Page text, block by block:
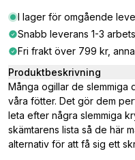
I lager för omgående
Snabb leverans 1-3
Fri frakt över 799 kr,
Produktbeskrivning
Många ogillar de slemmiga
våra fötter. Det gör dem
leta efter några slemmiga
skämtarens lista så de här
alternativ för att få sig ett